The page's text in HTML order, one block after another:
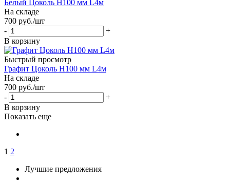
Белый Цоколь Н100 мм L4м
На складе
700 руб./шт
-
+
В корзину
Быстрый просмотр
Графит Цоколь Н100 мм L4м
На складе
700 руб./шт
-
+
В корзину
Показать еще
1 2
Лучшие предложения